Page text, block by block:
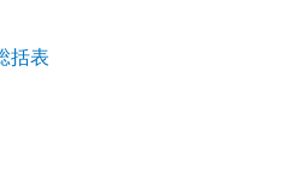
括表